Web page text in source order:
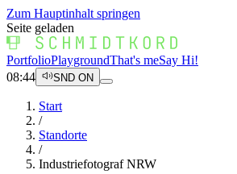
Zum Hauptinhalt springen
Seite geladen
PortfolioPlaygroundThat's meSay Hi!
08:44
SND ON
Start
/
Standorte
/
Industriefotograf NRW